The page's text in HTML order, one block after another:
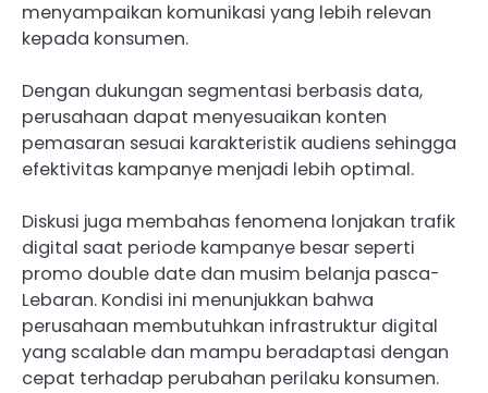
menyampaikan komunikasi yang lebih relevan
kepada konsumen.
Dengan dukungan segmentasi berbasis data,
perusahaan dapat menyesuaikan konten
pemasaran sesuai karakteristik audiens sehingga
efektivitas kampanye menjadi lebih optimal.
Diskusi juga membahas fenomena lonjakan trafik
digital saat periode kampanye besar seperti
promo double date dan musim belanja pasca-
Lebaran. Kondisi ini menunjukkan bahwa
perusahaan membutuhkan infrastruktur digital
yang scalable dan mampu beradaptasi dengan
cepat terhadap perubahan perilaku konsumen.